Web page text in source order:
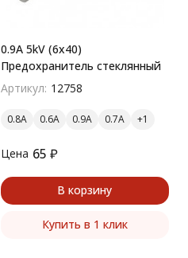
0.9A 5kV (6x40)
Предохранитель стеклянный
Артикул: 12758
0.8A 0.6A 0.9A 0.7A
Цена 65 ₽
В корзину
Купить в 1 клик